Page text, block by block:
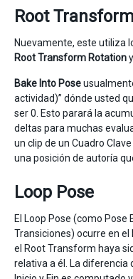
Root
Nuevamente, este utiliza
Root Transform Rotationy
Bake Into Pose
actividad)” dónde usted
ser 0. Esto parará la
deltas para muchas
un clip de un Cuadro
una posición de autoría
Loop Pose
El Loop Pose (como Pose
Transiciones) ocurre en
el Root Transform haya
relativa a él. La diferencia